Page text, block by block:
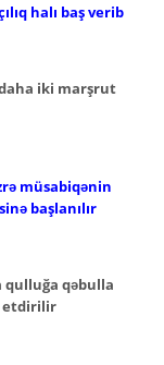
halı baş verib
iki marşrut
müsabiqənin
başlanılır
qəbulla
etdirilir